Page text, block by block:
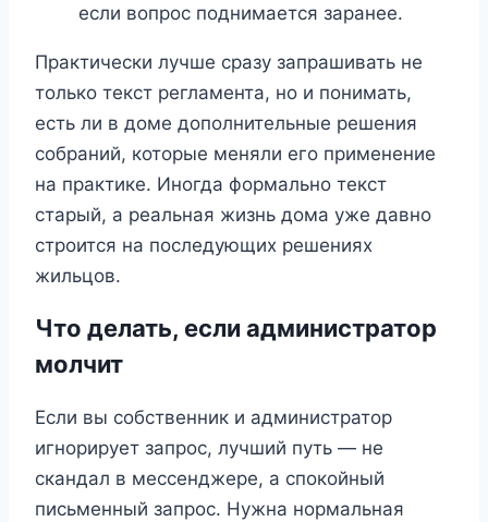
если вопрос поднимается заранее.
Практически лучше сразу запрашивать не
только текст регламента, но и понимать,
есть ли в доме дополнительные решения
собраний, которые меняли его применение
на практике. Иногда формально текст
старый, а реальная жизнь дома уже давно
строится на последующих решениях
жильцов.
Что делать, если администратор
молчит
Если вы собственник и администратор
игнорирует запрос, лучший путь — не
скандал в мессенджере, а спокойный
письменный запрос. Нужна нормальная